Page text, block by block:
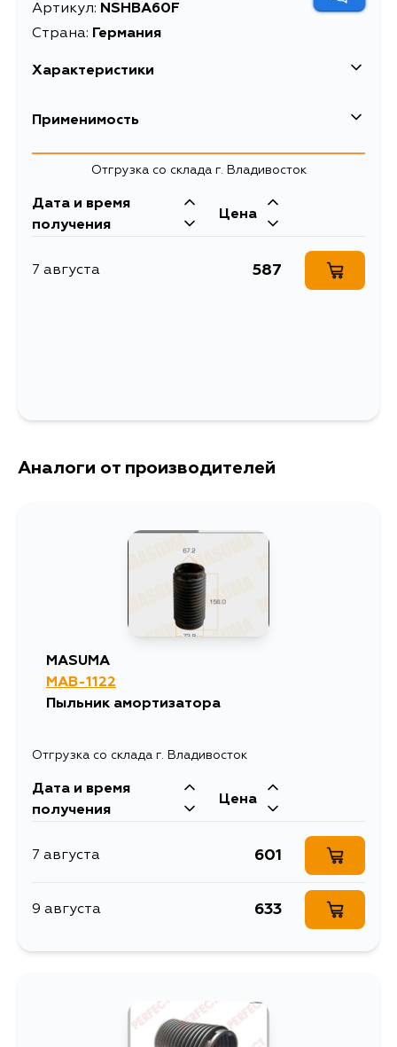
Артикул: NSHBA60F
Страна: Германия
Характеристики
EAN-13
Длина упаковки, мм 149
Масса, кг 0.165
Применимость
Nissan
Кузов Двигатель
TA60, A60 VK56DE
JA60 VK56DE
Отгрузка со склада г. Владивосток
Дата и время
получения
Цена
7 августа 587
Аналоги от производителей
MASUMA
MAB-1122
Пыльник амортизатора
Отгрузка со склада г. Владивосток
Дата и время
получения
Цена
7 августа 601
9 августа 633